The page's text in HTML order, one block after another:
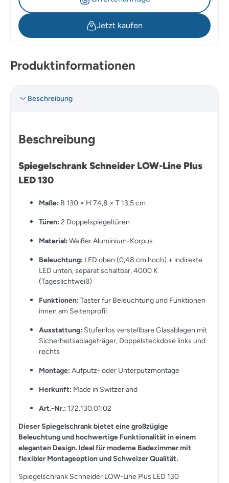
Jetzt kaufen
Produktinformationen
Beschreibung
Beschreibung
Spiegelschrank Schneider LOW-Line Plus
LED 130
Maße: B 130 × H 74,8 × T 13,5 cm
Türen: 2 Doppelspiegeltüren
Material: Weißer Aluminium-Korpus
Beleuchtung: LED oben (0,48 cm hoch) + indirekte
LED unten, separat schaltbar, 4000 K
(Tageslichtweiß)
Funktionen: Taster für Beleuchtung und Funktionen
innen am Seitenprofil
Ausstattung: Stufenlos verstellbare Glasablagen mit
Sicherheitsablageträger, Doppelsteckdose links und
rechts
Montage: Aufputz- oder Unterputzmontage
Herkunft: Made in Switzerland
Art.-Nr.: 172.130.01.02
Dieser Spiegelschrank bietet eine großzügige
Beleuchtung und hochwertige Funktionalität in einem
eleganten Design. Ideal für moderne Badezimmer mit
flexibler Montageoption und Schweizer Qualität.
Spiegelschrank Schneider LOW-Line Plus LED 130